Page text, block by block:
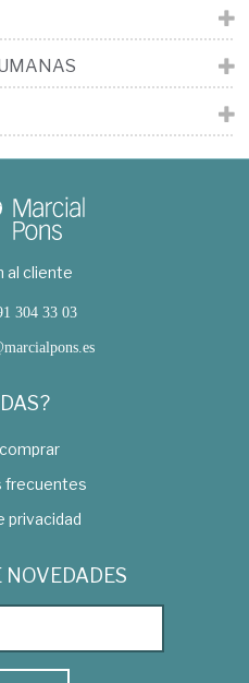
al cliente
304 33 03
frecuentes
privacidad
NOVEDADES